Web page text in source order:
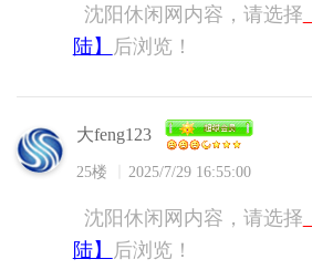
沈阳休闲网内容，请选择
陆】
后浏览！
大feng123
25楼 2025/7/29 16:55:00
沈阳休闲网内容，请选择
陆】
后浏览！